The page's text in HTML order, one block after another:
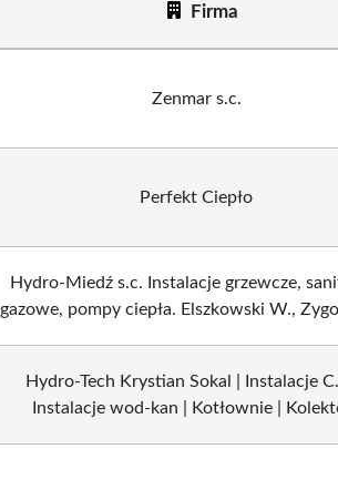
Firma
Zenmar s.c.
Perfekt Ciepło
Hydro-Miedź s.c. Instalacje grzewcze,
gazowe, pompy ciepła. Elszkowski W.,
Hydro-Tech Krystian Sokal | Instalacje
Instalacje wod-kan | Kotłownie |